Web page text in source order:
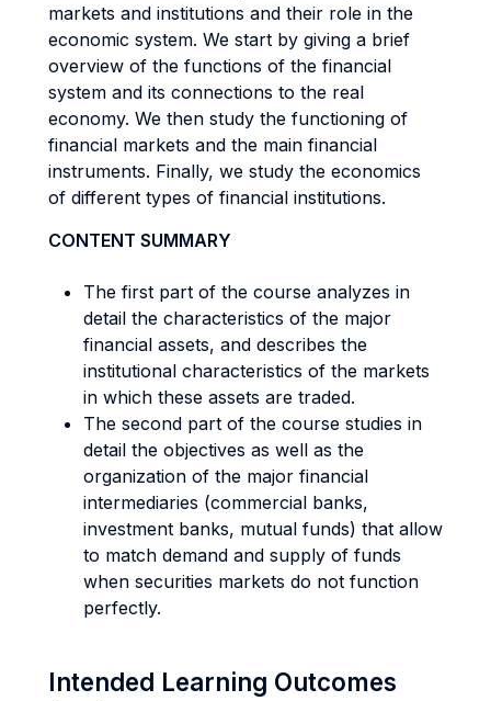
markets and institutions and their role in the
economic system. We start by giving a brief
overview of the functions of the financial
system and its connections to the real
economy. We then study the functioning of
financial markets and the main financial
instruments. Finally, we study the economics
of different types of financial institutions.
CONTENT SUMMARY
The first part of the course analyzes in
detail the characteristics of the major
financial assets, and describes the
institutional characteristics of the markets
in which these assets are traded.
The second part of the course studies in
detail the objectives as well as the
organization of the major financial
intermediaries (commercial banks,
investment banks, mutual funds) that allow
to match demand and supply of funds
when securities markets do not function
perfectly.
Intended Learning Outcomes